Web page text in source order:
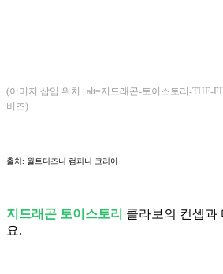
(이미지 삽입 위치 | alt=지드래곤-토이스토리-THE-
버즈)
출처: 월트디즈니 컴퍼니 코리아
지드래곤 토이스토리 콜라보의 컨셉과
요.